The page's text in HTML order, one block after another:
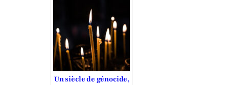
religieuse
Un siècle de génocide,